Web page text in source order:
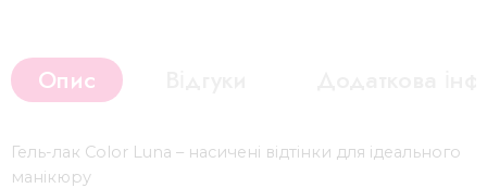
Опис
Гель-лак Color Luna – насичені відтінки для ідеального
манікюру